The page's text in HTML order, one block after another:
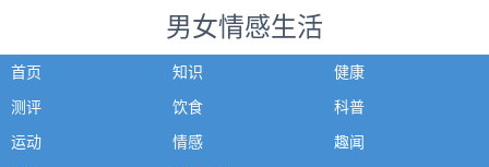
男女情感生活
首页 知识
健康
测评
饮食
科普
运动
情感
趣闻